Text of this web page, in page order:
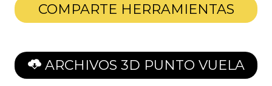
COMPARTE HERRAMIENTAS
ARCHIVOS 3D PUNTO VUELA